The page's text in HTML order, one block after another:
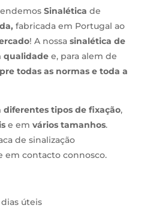
Sinalética de
fabricada em Portugal ao
! A nossa sinalética de
qualidadee, para alem de
todas as normas e toda a
diferentes tipos de fixação,
e em vários tamanhos.
de sinalização
em contacto connosco.
dias úteis